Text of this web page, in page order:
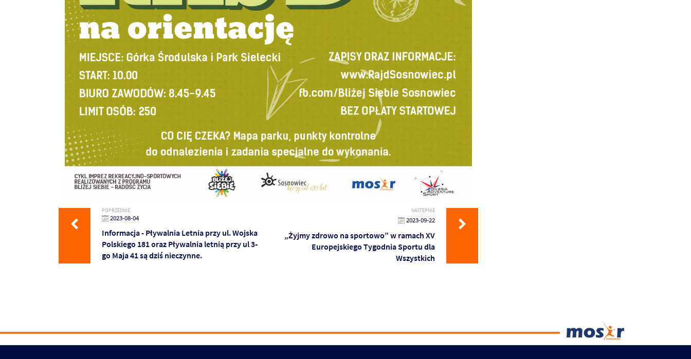
POPRZEDNIE
2023-08-04
Informacja - Pływalnia Letnia przy ul. Wojska
Polskiego 181 oraz Pływalnia letnią przy ul 3-
go Maja 41 są dziś nieczynne.
NASTĘPNIE
2023-09-22
„Żyjmy zdrowo na sportowo” w ramach XV
Europejskiego Tygodnia Sportu dla
Wszystkich